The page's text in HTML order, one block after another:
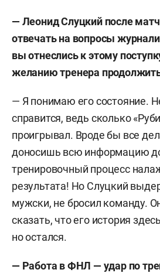
— Леонид Слуцкий после
отвечать на вопросы
вы отнеслись к этому
желанию тренера
— Я понимаю его состояние.
справится, ведь сколько
проигрывал. Вроде бы все
доносишь всю информацию
тренировочный процесс
результата! Но Слуцкий
мужски, не бросил команду.
сказать, что его история
но остался.
— Работа в ФНЛ — удар по